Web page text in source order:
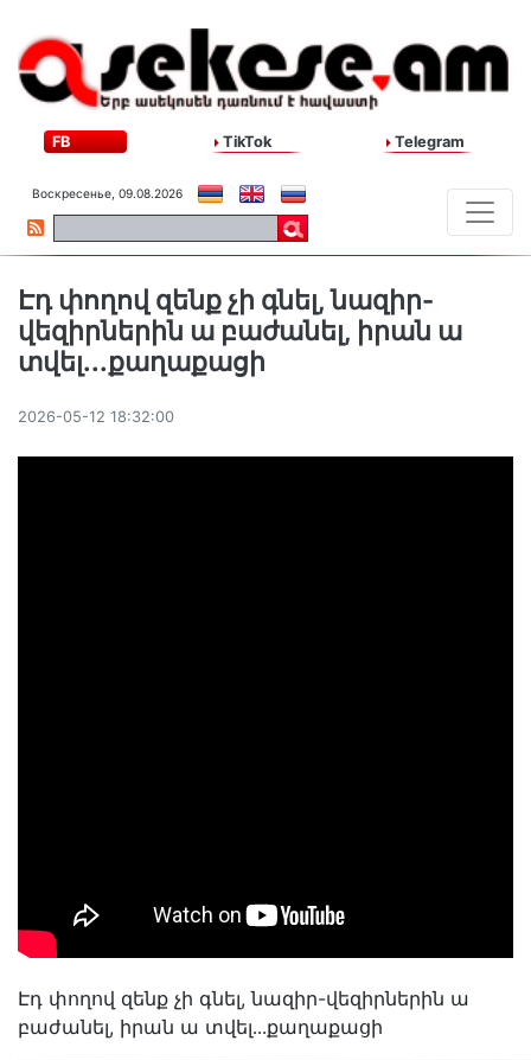
FB TikTok Telegram
Воскресенье, 09.08.2026
Էդ փողով զենք չի գնել, նազիր-
վեզիրներին ա բաժանել, իրան ա
տվել․․․քաղաքացի
2026-05-12 18:32:00
Էդ փողով զենք չի գնել, նազիր-վեզիրներին ա
բաժանել, իրան ա տվել․․․քաղաքացի